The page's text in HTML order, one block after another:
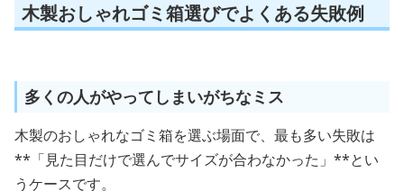
木製おしゃれゴミ箱選びでよくある失敗例
多くの人がやってしまいがちなミス
木製のおしゃれなゴミ箱を選ぶ場面で、最も多い失敗は
**「見た目だけで選んでサイズが合わなかった」**とい
うケースです。